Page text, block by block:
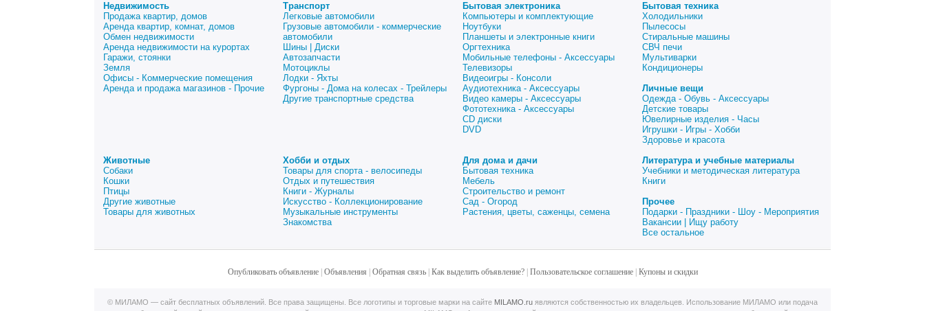
Недвижимость
Продажа квартир, домов
Аренда квартир, комнат, домов
Обмен недвижимости
Аренда недвижимости на курортах
Гаражи, стоянки
Земля
Офисы - Коммерческие помещения
Аренда и продажа магазинов - Прочие
Транспорт
Легковые автомобили
Грузовые автомобили - коммерческие
автомобили
Шины | Диски
Автозапчасти
Мотоциклы
Лодки - Яхты
Фургоны - Дома на колесах - Трейлеры
Другие транспортные средства
Бытовая электроника
Компьютеры и комплектующие
Ноутбуки
Планшеты и электронные книги
Оргтехника
Мобильные телефоны - Аксессуары
Телевизоры
Видеоигры - Консоли
Аудиотехника - Аксессуары
Видео камеры - Аксессуары
Фототехника - Аксессуары
CD диски
DVD
Бытовая техника
Холодильники
Пылесосы
Стиральные машины
СВЧ печи
Мультиварки
Кондиционеры
Личные вещи
Одежда - Обувь - Аксессуары
Детские товары
Ювелирные изделия - Часы
Игрушки - Игры - Хобби
Здоровье и красота
Животные
Собаки
Кошки
Птицы
Другие животные
Товары для животных
Хобби и отдых
Товары для спорта - велосипеды
Отдых и путешествия
Книги - Журналы
Искусство - Коллекционирование
Музыкальные инструменты
Знакомства
Для дома и дачи
Бытовая техника
Мебель
Строительство и ремонт
Сад - Огород
Растения, цветы, саженцы, семена
Литература и учебные материалы
Учебники и методическая литература
Книги
Прочее
Подарки - Праздники - Шоу - Мероприятия
Вакансии | Ищу работу
Все остальное
Опубликовать объявление| Объявления Обратная связь| Как выделить объявление?| Пользовательское соглашение| Купоны и скидки
© МИЛАМО — сайт бесплатных объявлений. Все права защищены. Все логотипы и торговые марки на сайте MILAMO.ru являются собственностью их владельцев. Использование МИЛАМО или подача